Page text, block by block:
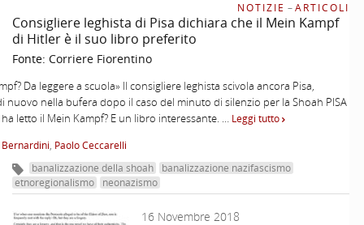
NOTIZIE –ARTICOLI
Consigliere leghista di Pisa dichiara che il Mein Kampf
di Hitler è il suo libro preferito
Fonte: Corriere Fiorentino
Da leggere a scuola» Il consigliere leghista scivola ancora Pisa,
nuovo nella bufera dopo il caso del minuto di silenzio per la Shoah PISA
letto il Mein Kampf? E un libro interessante. … Leggi tutto
, Paolo Ceccarelli
banalizzazione della shoah
banalizzazione nazifascismo
etnoregionalismo
neonazismo
16 Novembre 2018